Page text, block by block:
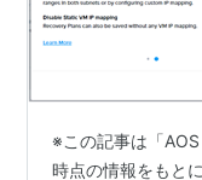
※この記事は「
時点の情報をもと